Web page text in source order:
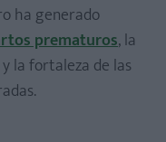
ha generado
prematuros, la
la fortaleza de las